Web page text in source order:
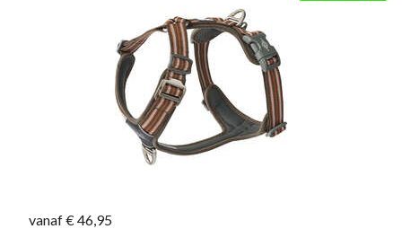
vanaf € 46,95